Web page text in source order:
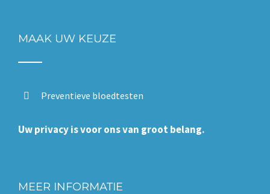
MAAK UW KEUZE
Preventieve bloedtesten
Uw privacy is voor ons van groot belang.
MEER INFORMATIE